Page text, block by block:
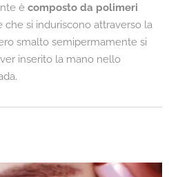
è composto da polimeri
che si induriscono attraverso la
smalto semipermamente si
inserito la mano nello